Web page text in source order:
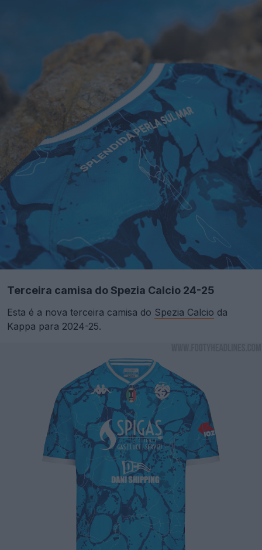
Terceira camisa do Spezia Calcio 24-25
Esta é a nova terceira camisa do Spezia Calcio da
Kappa para 2024-25.